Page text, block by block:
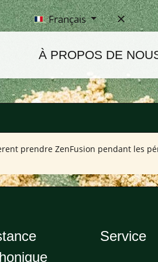
Français
À PROPOS DE
prendre ZenFusion pendant les
Service